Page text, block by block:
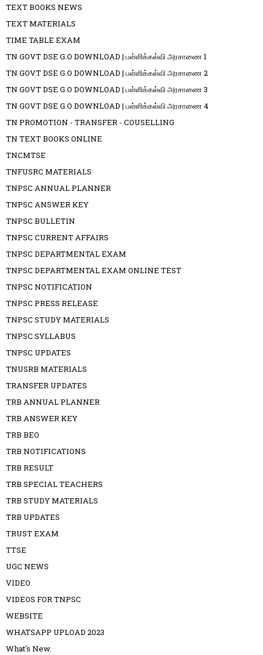
TEXT BOOKS NEWS
TEXT MATERIALS
TIME TABLE EXAM
TN GOVT DSE G.O DOWNLOAD | பள்ளிக்கல்வி அரசாணை 1
TN GOVT DSE G.O DOWNLOAD | பள்ளிக்கல்வி அரசாணை 2
TN GOVT DSE G.O DOWNLOAD | பள்ளிக்கல்வி அரசாணை 3
TN GOVT DSE G.O DOWNLOAD | பள்ளிக்கல்வி அரசாணை 4
TN PROMOTION - TRANSFER - COUSELLING
TN TEXT BOOKS ONLINE
TNCMTSE
TNFUSRC MATERIALS
TNPSC ANNUAL PLANNER
TNPSC ANSWER KEY
TNPSC BULLETIN
TNPSC CURRENT AFFAIRS
TNPSC DEPARTMENTAL EXAM
TNPSC DEPARTMENTAL EXAM ONLINE TEST
TNPSC NOTIFICATION
TNPSC PRESS RELEASE
TNPSC STUDY MATERIALS
TNPSC SYLLABUS
TNPSC UPDATES
TNUSRB MATERIALS
TRANSFER UPDATES
TRB ANNUAL PLANNER
TRB ANSWER KEY
TRB BEO
TRB NOTIFICATIONS
TRB RESULT
TRB SPECIAL TEACHERS
TRB STUDY MATERIALS
TRB UPDATES
TRUST EXAM
TTSE
UGC NEWS
VIDEO
VIDEOS FOR TNPSC
WEBSITE
WHATSAPP UPLOAD 2023
What's New.